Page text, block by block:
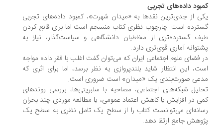
داده‌های تجربی
از جدی‌ترین نقدها به «میدان شهرت»، کمبود داده‌های تجربی
است. چارچوب نظری کتاب منسجم است اما برای قانع کردن
گسترده‌تری از مخاطبان دانشگاهی و سیاست‌گذار، نیاز به
آماری قوی‌تری دارد.
فضای علوم اجتماعی ایران که می‌توان گفت اغلب با فقر داده مواجه
این انتظار شاید بلندپروازی به نظر برسد، اما برای اثری که
صورت‌بندی یک «میدان» است ضروری است.
شبکه‌های اجتماعی، مصاحبه با سلبریتی‌ها، بررسی روندهای
در افزایش یا کاهش اعتماد عمومی، یا مطالعه موردی چند بحران
می‌توانست کتاب را از سطح یک تامل نظری به سطح یک
جامع ارتقا دهد.